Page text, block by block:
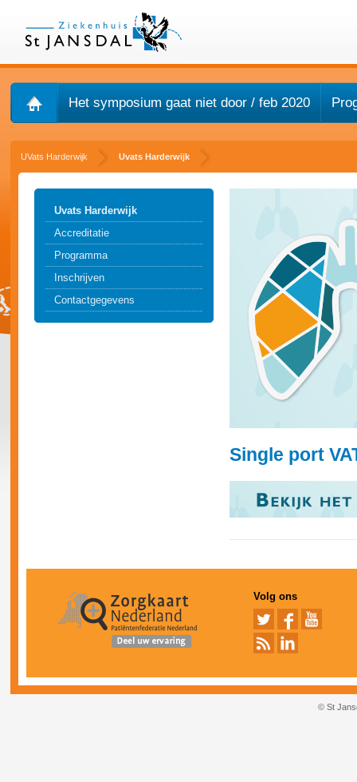
Het symposium gaat niet door / feb 2020
UVats Harderwijk Uvats Harderwijk
Uvats Harderwijk
Accreditatie
Programma
Inschrijven
Contactgegevens
Single port
Volg ons
© St